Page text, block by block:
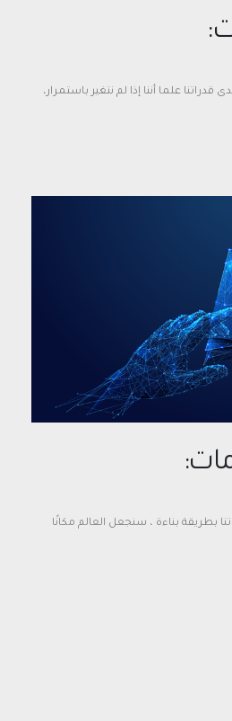
علما أننا إذا لم نتغير باستمرار،
بطريقة بناءة ، سنجعل العالم مكانًا